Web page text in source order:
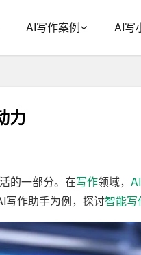
AI写作案例 AI写
力
的一部分。在写作领域，
写作助手为例，探讨智能写